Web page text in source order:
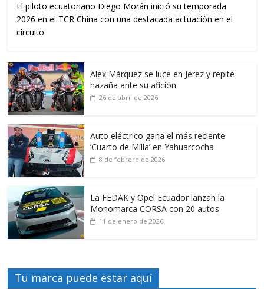
El piloto ecuatoriano Diego Morán inició su temporada
2026 en el TCR China con una destacada actuación en el
circuito
Alex Márquez se luce en Jerez y repite
hazaña ante su afición
26 de abril de 2026
Auto eléctrico gana el más reciente
‘Cuarto de Milla’ en Yahuarcocha
8 de febrero de 2026
La FEDAK y Opel Ecuador lanzan la
Monomarca CORSA con 20 autos
11 de enero de 2026
Tu marca puede estar aquí